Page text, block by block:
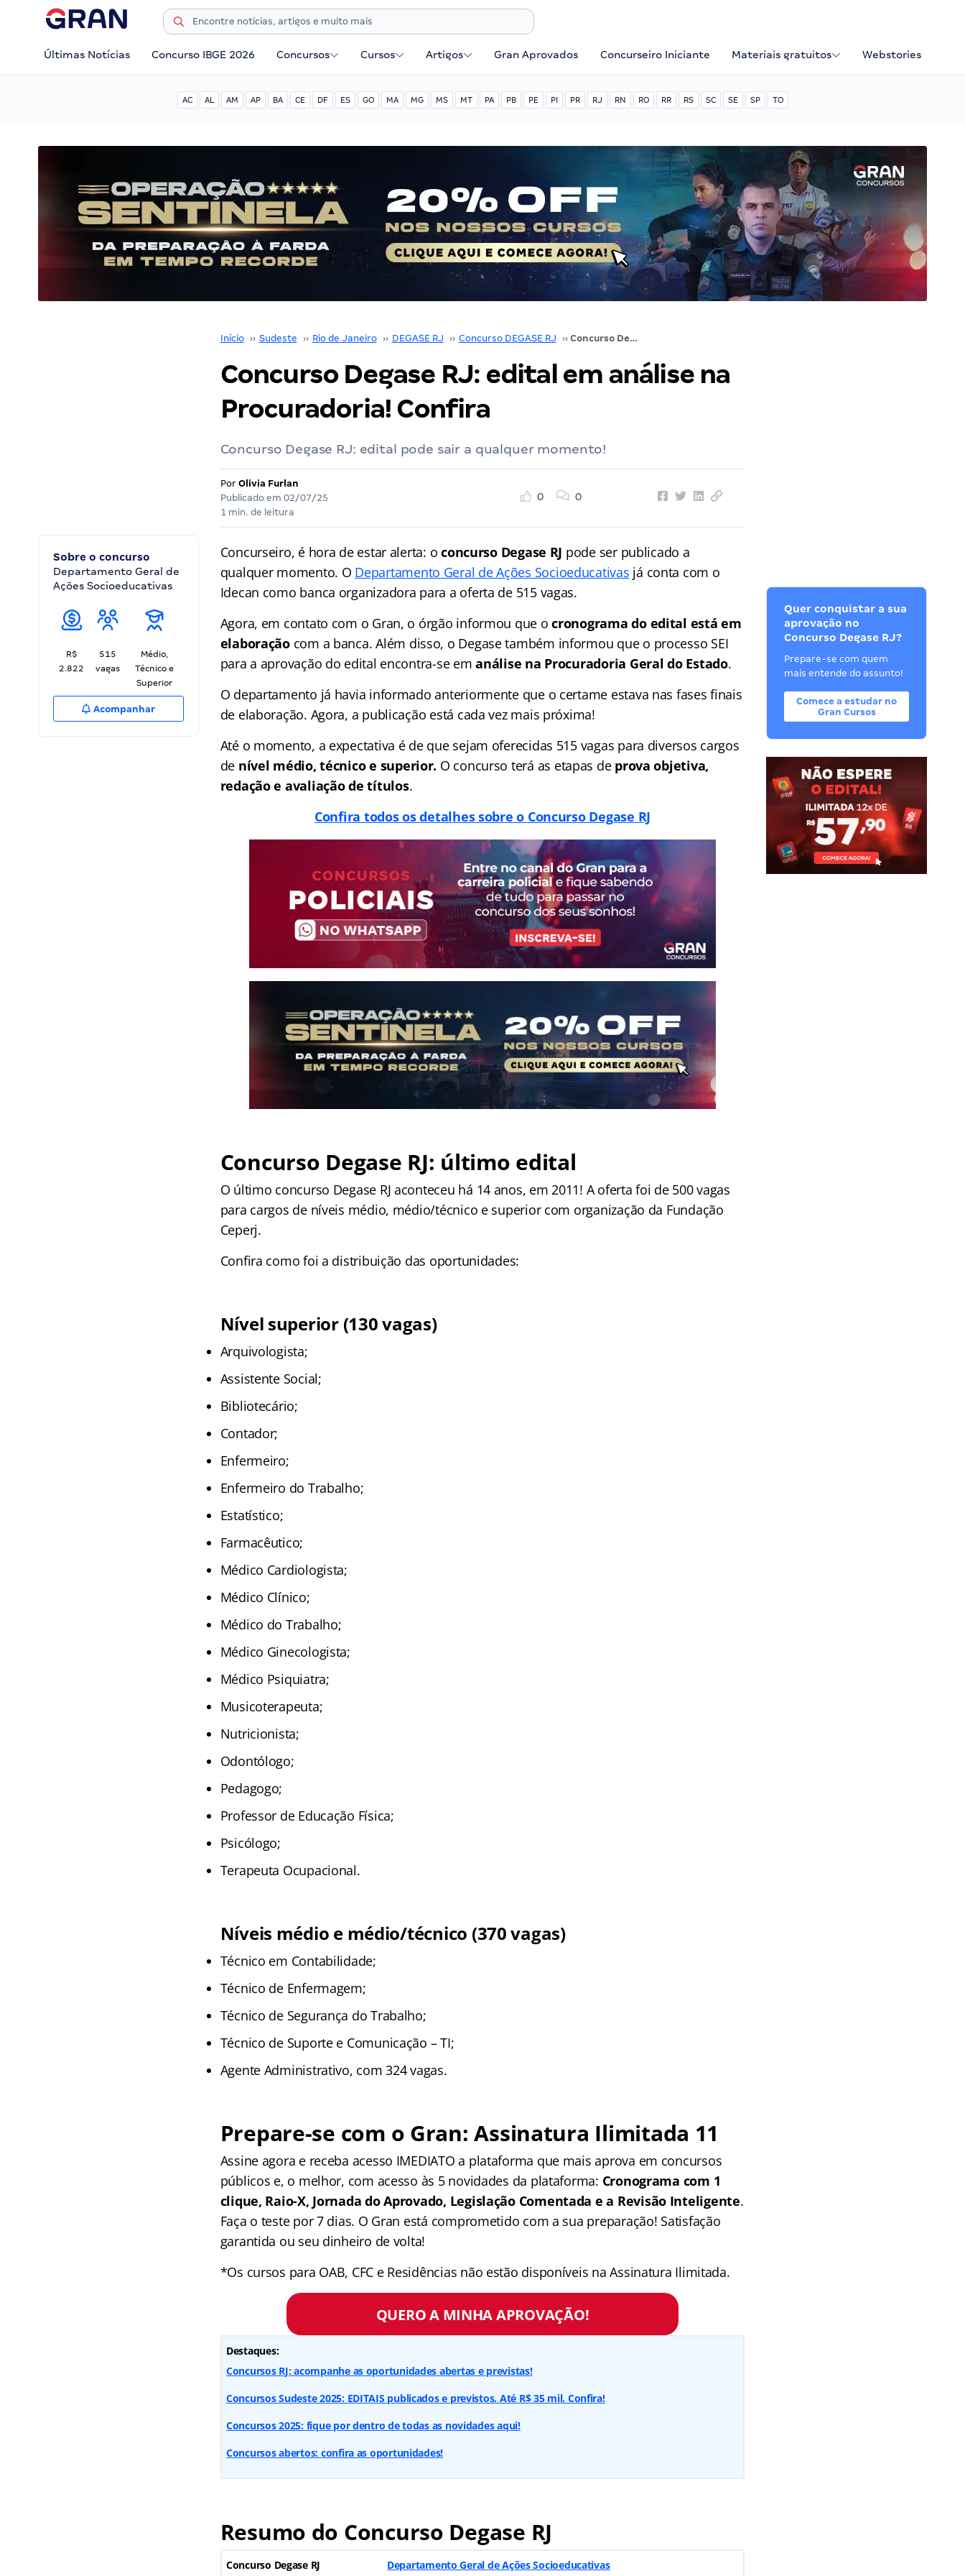
Últimas Notícias Concurso IBGE 2026 Concursos Cursos Artigos Gran Aprovados Concurseiro Iniciante Materiais gratuitos Webstories
AC AL AM AP BA CE DF ES GO MA MG MS MT PA PB PE PI PR RJ RN RO RR RS SC SE SP TO
Início ›› Sudeste ›› Rio de Janeiro ›› DEGASE RJ ›› Concurso DEGASE RJ ›› Concurso Degase RJ: edital em análise na Procuradoria! Confira
Concurso Degase RJ: edital em análise na
Procuradoria! Confira
Concurso Degase RJ: edital pode sair a qualquer momento!
Por Olivia Furlan
Publicado em 02/07/25
1 min. de leitura
0 0
Sobre o concurso
Departamento Geral de
Ações Socioeducativas
R$
2.822
515
vagas
Médio,
Técnico e
Superior
Acompanhar
Concurseiro, é hora de estar alerta: oconcurso Degase RJ pode ser publicado a
qualquer momento. O Departamento Geral de Ações Socioeducativas já conta com o
Idecan como banca organizadora para a oferta de 515 vagas.
Agora, em contato com o Gran, o órgão informou que ocronograma do edital está em
elaboraçãocom a banca. Além disso, o Degase também informou que o processo SEI
para a aprovação do edital encontra-se emanálise na Procuradoria Geral do Estado.
O departamento já havia informado anteriormente que o certame estava nas fases finais
de elaboração. Agora, a publicação está cada vez mais próxima!
Até o momento, a expectativa é de que sejam oferecidas 515 vagas para diversos cargos
de nível médio, técnico e superior. O concurso terá as etapas de prova objetiva,
redação e avaliação de títulos.
Confira todos os detalhes sobre o Concurso Degase RJ
Concurso Degase RJ: último edital
O último concurso Degase RJ aconteceu há 14 anos, em 2011! A oferta foi de 500 vagas
para cargos de níveis médio, médio/técnico e superior com organização da Fundação
Ceperj.
Confira como foi a distribuição das oportunidades:
Nível superior(130 vagas)
Arquivologista;
Assistente Social;
Bibliotecário;
Contador;
Enfermeiro;
Enfermeiro do Trabalho;
Estatístico;
Farmacêutico;
Médico Cardiologista;
Médico Clínico;
Médico do Trabalho;
Médico Ginecologista;
Médico Psiquiatra;
Musicoterapeuta;
Nutricionista;
Odontólogo;
Pedagogo;
Professor de Educação Física;
Psicólogo;
Terapeuta Ocupacional.
Níveis médio e médio/técnico (370 vagas)
Técnico em Contabilidade;
Técnico de Enfermagem;
Técnico de Segurança do Trabalho;
Técnico de Suporte e Comunicação – TI;
Agente Administrativo, com 324 vagas.
Prepare-se com o Gran: Assinatura Ilimitada 11
Assine agora e receba acesso IMEDIATO a plataforma que mais aprova em concursos
públicos e, o melhor, com acesso às 5 novidades da plataforma: Cronograma com 1
clique, Raio-X, Jornada do Aprovado, Legislação Comentada e a Revisão Inteligente.
Faça o teste por 7 dias. O Gran está comprometido com a sua preparação! Satisfação
garantida ou seu dinheiro de volta!
*Os cursos para OAB, CFC e Residências não estão disponíveis na Assinatura Ilimitada.
QUERO A MINHA APROVAÇÃO!
Destaques:
Concursos RJ: acompanhe as oportunidades abertas e previstas!
Concursos Sudeste 2025: EDITAIS publicados e previstos. Até R$ 35 mil. Confira!
Concursos 2025: fique por dentro de todas as novidades aqui!
Concursos abertos: confira as oportunidades!
Resumo do Concurso Degase RJ
Concurso Degase RJ Departamento Geral de Ações Socioeducativas
Quer conquistar a sua
aprovação no
Concurso Degase RJ?
Prepare-se com quem
mais entende do assunto!
Comece a estudar no
Gran Cursos